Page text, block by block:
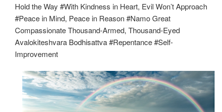
Hold the Way #With Kindness in Heart, Evil Won’t Approach
#Peace in Mind, Peace in Reason #Namo Great
Compassionate Thousand-Armed, Thousand-Eyed
Avalokiteshvara Bodhisattva #Repentance #Self-
Improvement